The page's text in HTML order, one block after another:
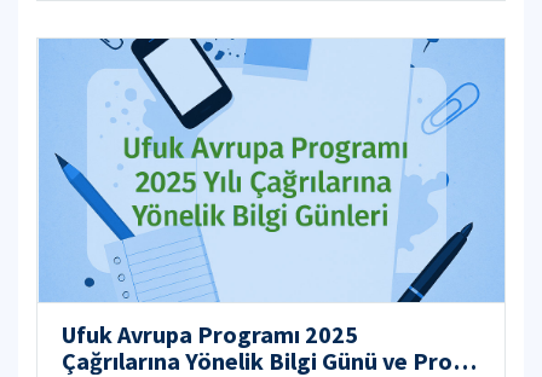
Ufuk Avrupa Programı 2025
Çağrılarına Yönelik Bilgi Günü ve Proje